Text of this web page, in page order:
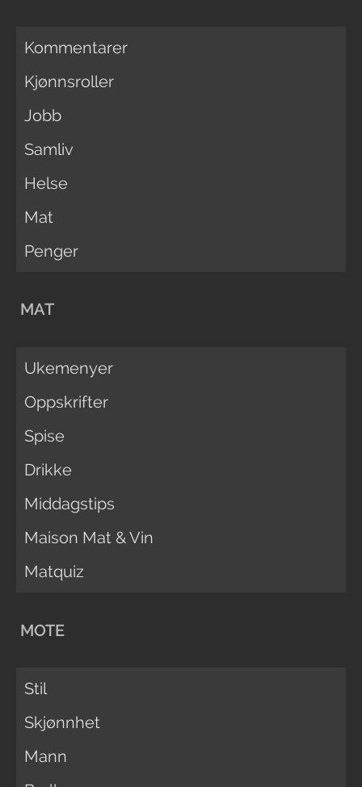
Kommentarer
Kjønnsroller
Jobb
Samliv
Helse
Mat
Penger
MAT
Ukemenyer
Oppskrifter
Spise
Drikke
Middagstips
Maison Mat & Vin
Matquiz
MOTE
Stil
Skjønnhet
Mann